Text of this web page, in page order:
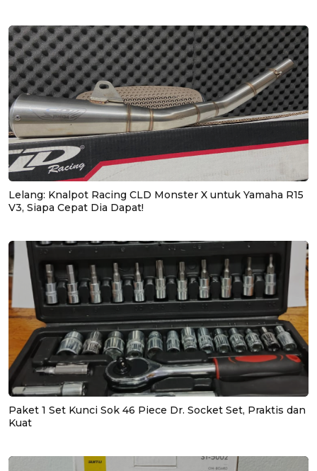
Lelang: Knalpot Racing CLD Monster X untuk Yamaha R15
V3, Siapa Cepat Dia Dapat!
Paket 1 Set Kunci Sok 46 Piece Dr. Socket Set, Praktis dan
Kuat